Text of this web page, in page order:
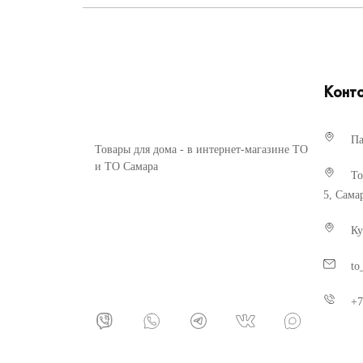
Товары для дома - в интернет-магазине ТО
и ТО Самара
5,